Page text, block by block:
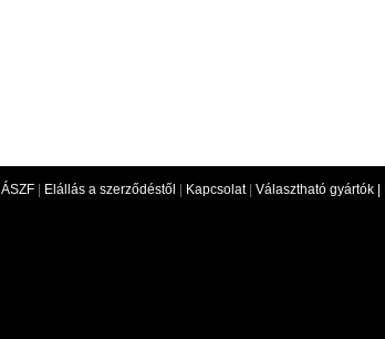
ÁSZF Elállás a szerződéstől Kapcsolat| Választható gyártók |